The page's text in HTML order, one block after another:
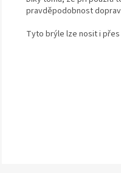
pravděpodobnost
Tyto brýle lze nosit i